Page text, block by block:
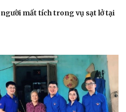
mất tích trong vụ sạt lở tại